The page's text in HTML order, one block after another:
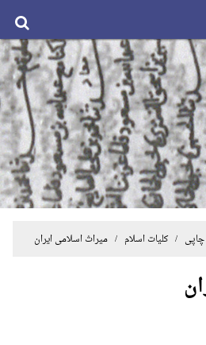
/کلیات اسلام / میراث اسلامی ایران